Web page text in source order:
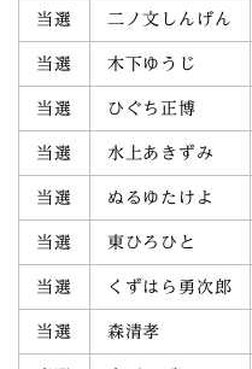
当選 二ノ文しんげん
当選 木下ゆうじ
当選 ひぐち正博
当選 水上あきずみ
当選 ぬるゆたけよ
当選 東ひろひと
当選 くずはら勇次郎
当選 森清孝